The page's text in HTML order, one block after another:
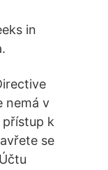
in
nemá v
k
se